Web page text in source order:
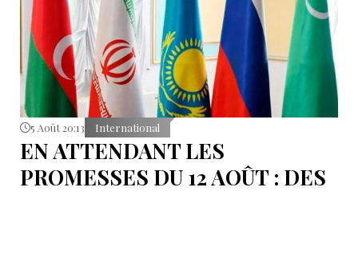
5 Août 20:13 International
EN ATTENDANT LES
PROMESSES DU 12 AOÛT : DES